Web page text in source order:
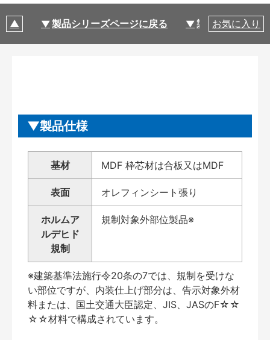
製品シリーズページに戻る 製品仕様
お気に入り
製品仕様
基材 MDF 枠芯材は合板又はMDF
表面 オレフィンシート張り
ホルムア
ルデヒド
規制
規制対象外部位製品※
※建築基準法施行令20条の7では、規制を受けな
い部位ですが、内装仕上げ部分は、告示対象外材
料または、国土交通大臣認定、JIS、JASのF☆☆
☆☆材料で構成されています。